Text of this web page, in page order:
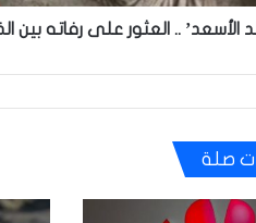
الأسعد’ .. العثور على رفاته
صلة